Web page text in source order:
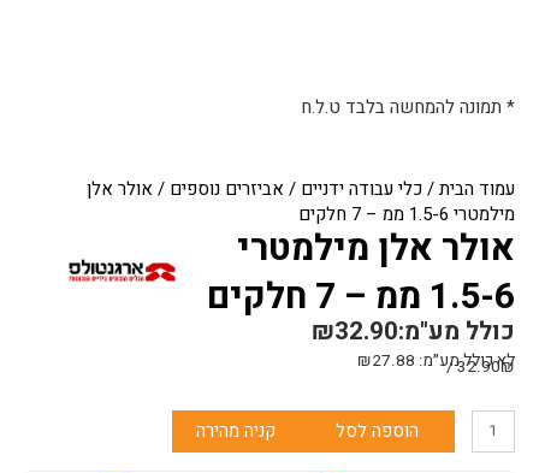
עמוד הבית/כלי עבודה ידניים / אביזרים נוספים / אולר אלן
מילמטרי 1.5-6 ממ – 7 חלקים
אולר אלן מילמטרי
1.5-6 ממ – 7 חלקים
₪32.90כולל מע"מ:
לא כולל מע״מ: ₪27.88
32.90₪ /
כמות
הוספה לסל קניה מהירה
* תמונה להמחשה בלבד ט.ל.ח